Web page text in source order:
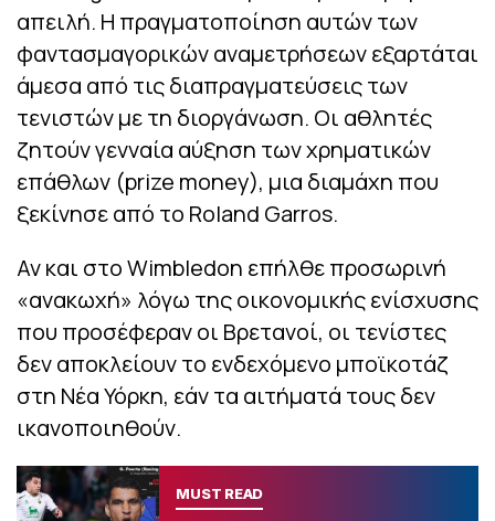
απειλή. Η πραγματοποίηση αυτών των
φαντασμαγορικών αναμετρήσεων εξαρτάται
άμεσα από τις διαπραγματεύσεις των
τενιστών με τη διοργάνωση. Οι αθλητές
ζητούν γενναία αύξηση των χρηματικών
επάθλων (prize money), μια διαμάχη που
ξεκίνησε από το Roland Garros.
Αν και στο Wimbledon επήλθε προσωρινή
«ανακωχή» λόγω της οικονομικής ενίσχυσης
που προσέφεραν οι Βρετανοί, οι τενίστες
δεν αποκλείουν το ενδεχόμενο μποϊκοτάζ
στη Νέα Υόρκη, εάν τα αιτήματά τους δεν
ικανοποιηθούν.
MUST READ